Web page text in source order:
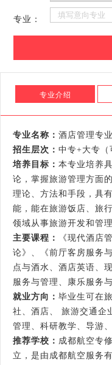
专业：
专业介绍
专业名称： 酒店管理专业
招生层次： 中专+大专（
培养目标： 本专业培养
论，掌握旅游管理方面
理论、方法和手段，具
能，能在旅游饭店、旅
领域从事旅游开发和管
主要课程：
《现代酒店
论》、《前厅客房服务
点与酒水、酒店英语、
服务与管理、康乐服务
就业方向： 毕业生可在
社、酒店、 旅游交通企
管理、科研教学、导游
推荐学校： 成都航空专
立，是由成都航空服务